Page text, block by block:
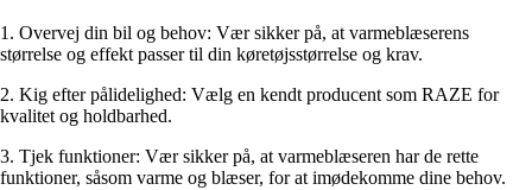
1. Overvej din bil og behov: Vær sikker på, at varmeblæserens
størrelse og effekt passer til din køretøjsstørrelse og krav.
2. Kig efter pålidelighed: Vælg en kendt producent som RAZE for
kvalitet og holdbarhed.
3. Tjek funktioner: Vær sikker på, at varmeblæseren har de rette
funktioner, såsom varme og blæser, for at imødekomme dine behov.